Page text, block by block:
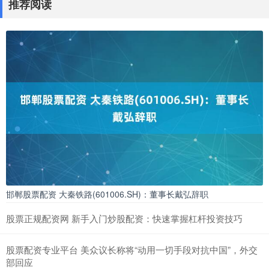
推荐阅读
邯郸股票配资 大秦铁路(601006.SH)：董事长戴弘辞职
股票正规配资网 新手入门炒股配资：快速掌握杠杆投资技巧
股票配资专业平台 美众议长称将“动用一切手段对抗中国”，外交
部回应